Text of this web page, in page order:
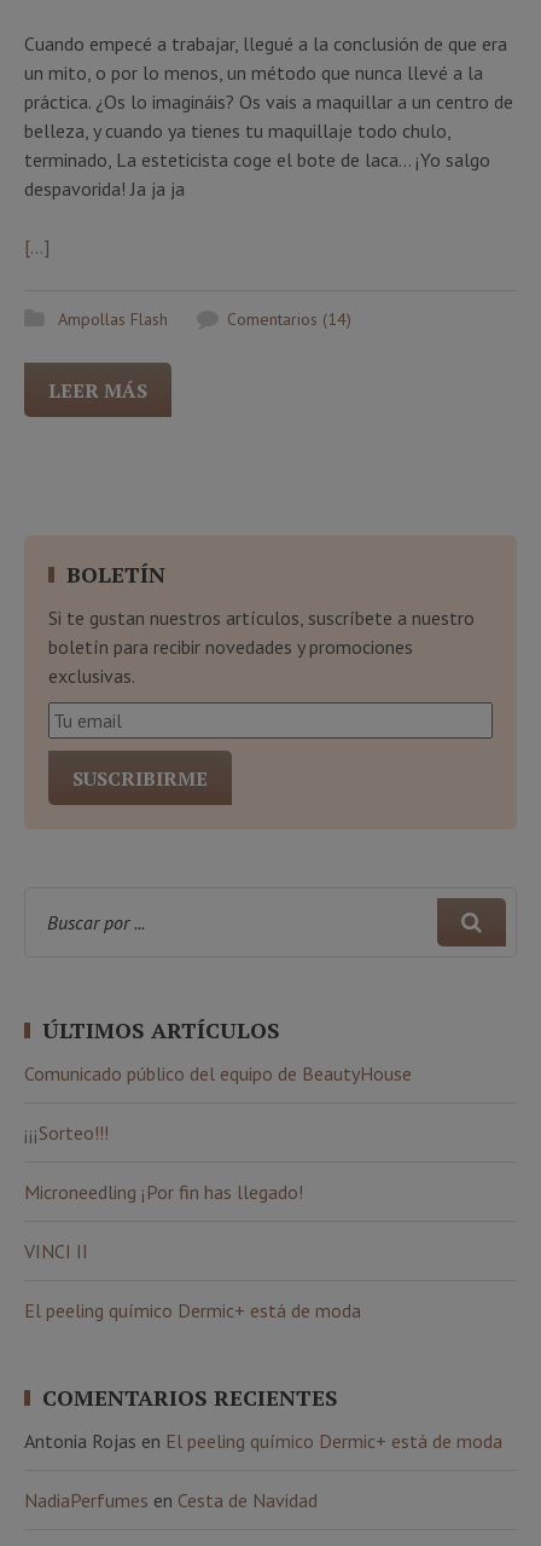
Cuando empecé a trabajar, llegué a la conclusión de que era
un mito, o por lo menos, un método que nunca llevé a la
práctica. ¿Os lo imagináis? Os vais a maquillar a un centro de
belleza, y cuando ya tienes tu maquillaje todo chulo,
terminado, La esteticista coge el bote de laca… ¡Yo salgo
despavorida! Ja ja ja
[…]
Ampollas Flash Comentarios (14)
LEER MÁS
BOLETÍN
Si te gustan nuestros artículos, suscríbete a nuestro
boletín para recibir novedades y promociones
exclusivas.
ÚLTIMOS ARTÍCULOS
Comunicado público del equipo de BeautyHouse
¡¡¡Sorteo!!!
Microneedling ¡Por fin has llegado!
VINCI II
El peeling químico Dermic+ está de moda
COMENTARIOS RECIENTES
Antonia Rojas en El peeling químico Dermic+ está de moda
NadiaPerfumes en Cesta de Navidad